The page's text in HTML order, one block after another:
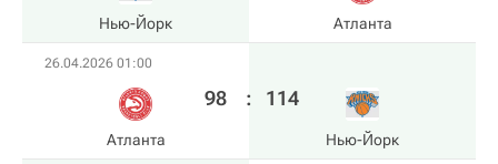
Нью-Йорк Атланта
26.04.2026 01:00
Атланта
98 : 114
Нью-Йорк